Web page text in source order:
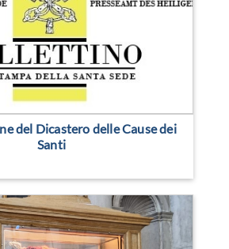
del Dicastero delle Cause dei
Santi